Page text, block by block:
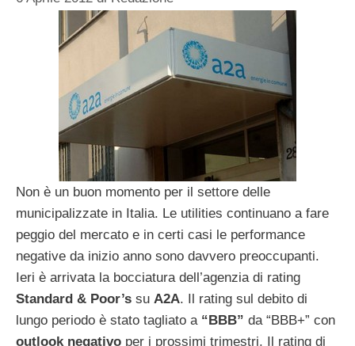
Non è un buon momento per il settore delle
municipalizzate in Italia. Le utilities continuano a fare
peggio del mercato e in certi casi le performance
negative da inizio anno sono davvero preoccupanti.
Ieri è arrivata la bocciatura dell’agenzia di rating
Standard & Poor’s su A2A. Il rating sul debito di
lungo periodo è stato tagliato a“BBB” da “BBB+” con
outlook negativo per i prossimi trimestri. Il rating di